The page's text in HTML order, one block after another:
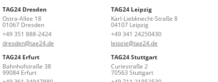
TAG24 Dresden
Ostra-Allee 18
01067 Dresden
+49 351 888-2424
dresden@tag24.de
TAG24 Leipzig
Karl-Liebknecht-Straße 8
04107 Leipzig
+49 341 24250430
leipzig@tag24.de
TAG24 Erfurt
Bahnhofstraße 38
99084 Erfurt
TAG24 Stuttgart
Curiestraße 2
70563 Stuttgart